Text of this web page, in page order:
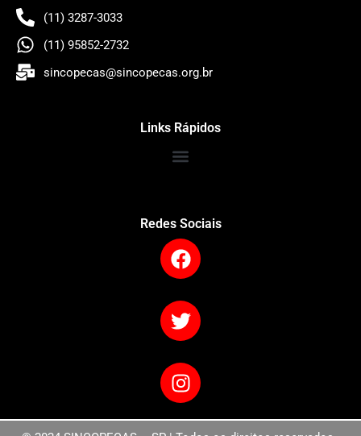
(11) 3287-3033
(11) 95852-2732
sincopecas@sincopecas.org.br
Links Rápidos
Redes Sociais